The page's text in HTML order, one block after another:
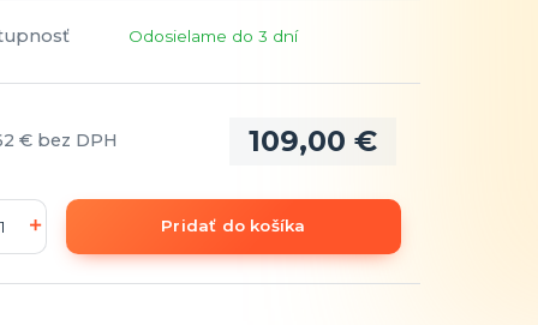
Odosielame do 3 dní
109,00 €
€ bez DPH
Pridať do košíka